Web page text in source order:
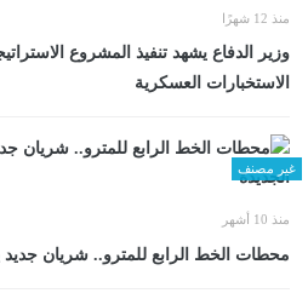
منذ 12 شهرًا
وزير الدفاع يشهد تنفيذ المشروع
الاستخبارات العسكرية
غير مصنف
منذ 10 أشهر
محطات الخط الرابع للمترو.. شريان جديد يربط 6 أكتوبر بالقاهرة